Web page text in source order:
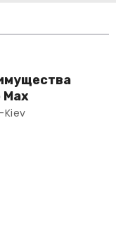
Max
Kiev